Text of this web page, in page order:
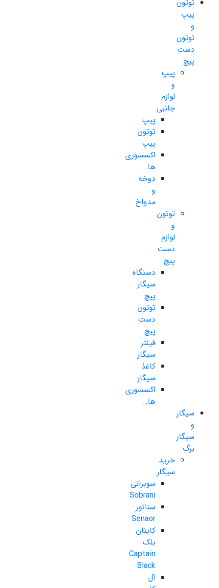
توتون
پیپ
و
توتون
دست
پیچ
پیپ
و
لوازم
جانبی
پیپ
توتون
پیپ
اکسسوری
ها..
دوخه
و
مدواخ
توتون
و
لوازم
دست
پیچ
دستگاه
سیگار
پیچ
توتون
دست
پیچ
فیلتر
سیگار
کاغذ
سیگار
اکسسوری
ها..
سیگار
و
سیگار
برگ
خرید
سیگار
سوبرانی
Sobrani
سناتور
Senaor
کاپتان
بلک
Captain
Black
آل